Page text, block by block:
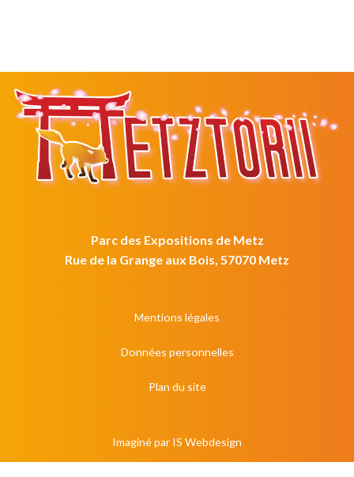
Parc des Expositions de Metz
Rue de la Grange aux Bois, 57070 Metz
Mentions légales
Données personnelles
Plan du site
Imaginé par IS Webdesign